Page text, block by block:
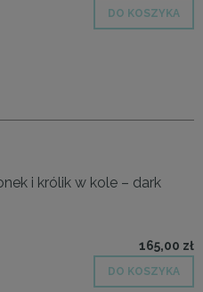
DO KOSZYKA
i królik w kole – dark
165,00 zł
DO KOSZYKA